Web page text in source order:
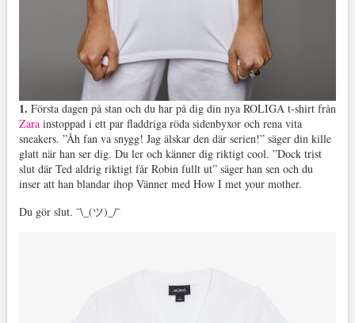
1. Första dagen på stan och du har på dig din nya ROLIGA t-shirt från
Zarainstoppad i ett par fladdriga röda sidenbyxor och rena vita
sneakers. ”Åh fan va snygg! Jag älskar den där serien!” säger din kille
glatt när han ser dig. Du ler och känner dig riktigt cool. ”Dock trist
slut där Ted aldrig riktigt får Robin fullt ut” säger han sen och du
inser att han blandar ihop Vänner med How I met your mother.
Du gör slut. ¯\_(ツ)_/¯